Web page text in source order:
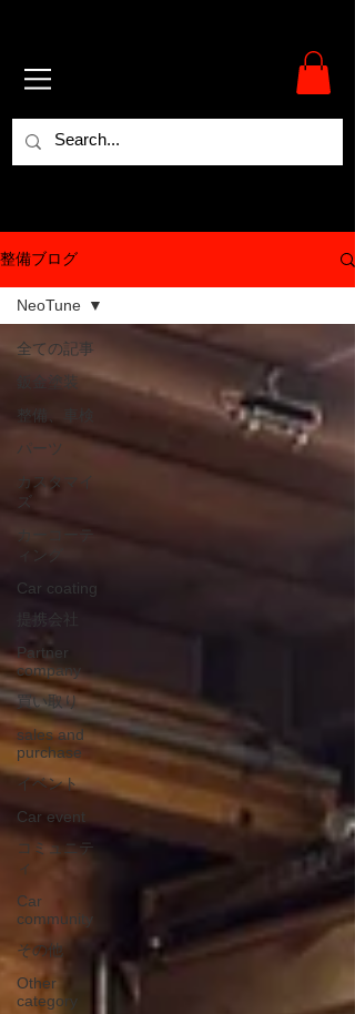
整備ブログ
全ての記事
鈑金塗装
整備、車検
パーツ
カスタマイ
ズ
カーコーテ
Car coating
提携会社
Partner
company
買い取り
sales and
purchase
イベント
Car event
コミュニテ
ィ
Car
community
その他
Other
category
NeoTune